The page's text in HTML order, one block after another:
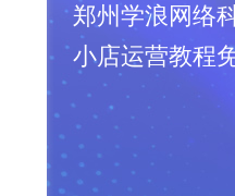
郑州学浪网络
小店运营教程